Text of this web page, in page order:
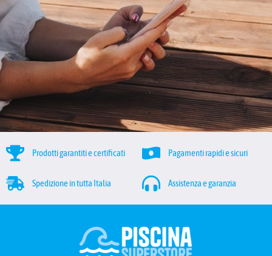
Prodotti garantiti e certificati Pagamenti rapidi e sicuri
Spedizione in tutta Italia Assistenza e garanzia